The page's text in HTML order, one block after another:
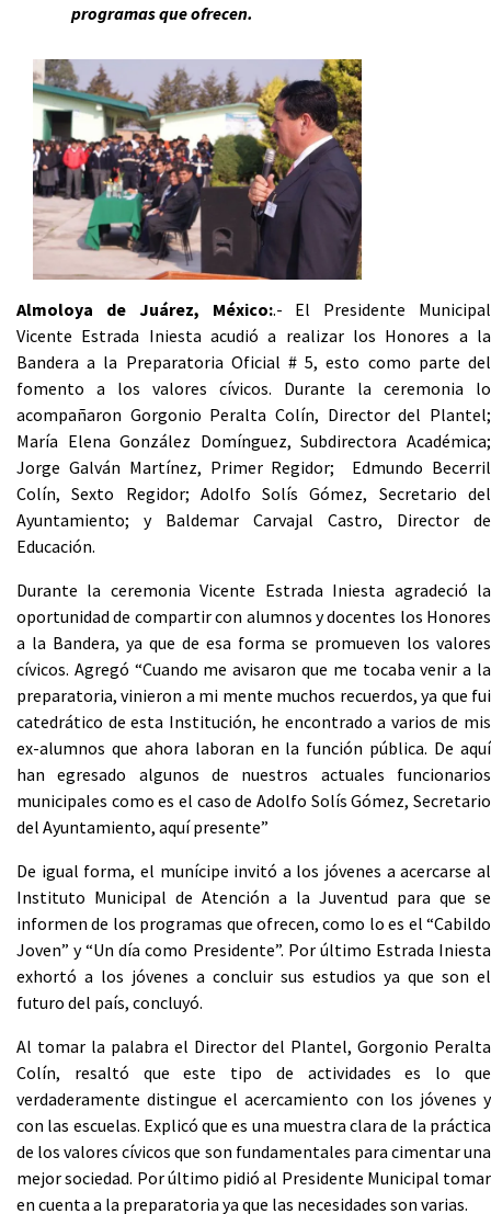
programas que ofrecen.
Almoloya de Juárez, México:.- El Presidente Municipal
Vicente Estrada Iniesta acudió a realizar los Honores a la
Bandera a la Preparatoria Oficial # 5, esto como parte del
fomento a los valores cívicos. Durante la ceremonia lo
acompañaron Gorgonio Peralta Colín, Director del Plantel;
María Elena González Domínguez, Subdirectora Académica;
Jorge Galván Martínez, Primer Regidor; Edmundo Becerril
Colín, Sexto Regidor; Adolfo Solís Gómez, Secretario del
Ayuntamiento; y Baldemar Carvajal Castro, Director de
Educación.
Durante la ceremonia Vicente Estrada Iniesta agradeció la
oportunidad de compartir con alumnos y docentes los Honores
a la Bandera, ya que de esa forma se promueven los valores
cívicos. Agregó “Cuando me avisaron que me tocaba venir a la
preparatoria, vinieron a mi mente muchos recuerdos, ya que fui
catedrático de esta Institución, he encontrado a varios de mis
ex-alumnos que ahora laboran en la función pública. De aquí
han egresado algunos de nuestros actuales funcionarios
municipales como es el caso de Adolfo Solís Gómez, Secretario
del Ayuntamiento, aquí presente”
De igual forma, el munícipe invitó a los jóvenes a acercarse al
Instituto Municipal de Atención a la Juventud para que se
informen de los programas que ofrecen, como lo es el “Cabildo
Joven” y “Un día como Presidente”. Por último Estrada Iniesta
exhortó a los jóvenes a concluir sus estudios ya que son el
futuro del país, concluyó.
Al tomar la palabra el Director del Plantel, Gorgonio Peralta
Colín, resaltó que este tipo de actividades es lo que
verdaderamente distingue el acercamiento con los jóvenes y
con las escuelas. Explicó que es una muestra clara de la práctica
de los valores cívicos que son fundamentales para cimentar una
mejor sociedad. Por último pidió al Presidente Municipal tomar
en cuenta a la preparatoria ya que las necesidades son varias.